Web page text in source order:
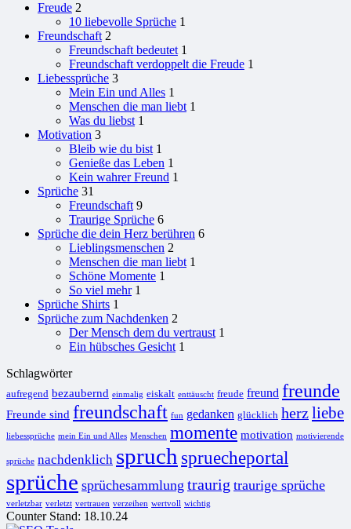
Freude 2
10 liebevolle Sprüche 1
Freundschaft 2
Freundschaft bedeutet 1
Freundschaft verdoppelt die Freude 1
Liebessprüche 3
Mein Ein und Alles 1
Menschen die man liebt 1
Was du liebst 1
Motivation 3
Bleib wie du bist 1
Genieße das Leben 1
Kein wahrer Freund 1
Sprüche 31
Freundschaft 9
Traurige Sprüche 6
Sprüche die dein Herz berühren 6
Lieblingsmenschen 2
Menschen die man liebt 1
Schöne Momente 1
So viel mehr 1
Sprüche Shirts 1
Sprüche zum Nachdenken 2
Der Mensch dem du vertraust 1
Ein hübsches Gesicht 1
Schlagwörter
aufregend bezaubernd einmalig eiskalt enttäuscht freude freund freunde
Freunde sind freundschaft fun gedanken glücklich herzliebe
liebessprüche mein Ein und Alles Menschen momente motivation motivierende
sprüche nachdenklich spruch spruecheportal
sprüche sprüchesammlung traurig traurige sprüche
verletzbar verletzt vertrauen verzeihen wertvoll wichtig
Counter Stand: 18.10.24